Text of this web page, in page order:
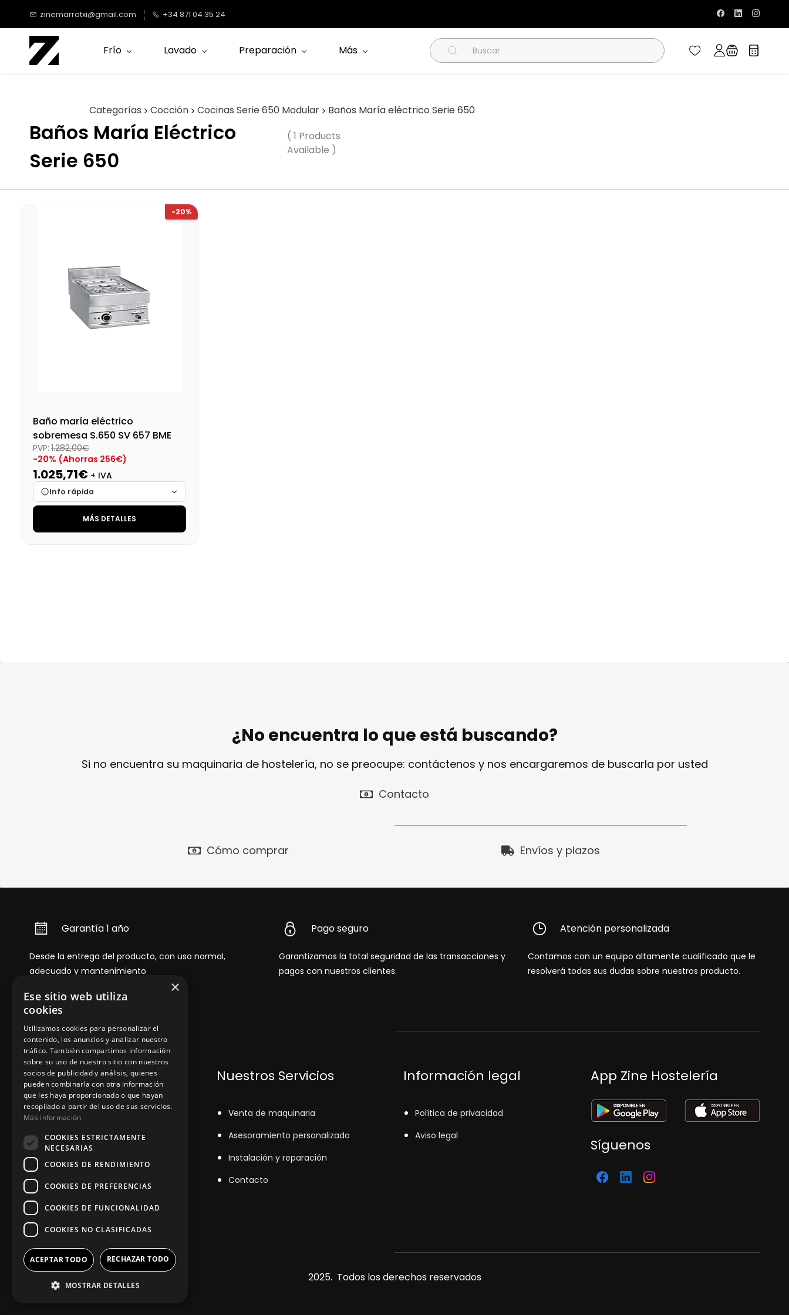
contenido
principal
zinemarratxi@gmail.com +34 871 04 35 24
Frío Lavado Preparación Más
Categorías Cocción Cocinas Serie 650 Modular Baños María eléctrico Serie 650
Baños María Eléctrico
Serie 650
( 1 Products
Available )
-20%
Baño maría eléctrico
sobremesa S.650 SV 657 BME
PVP: 1.282,00€
-20% (Ahorras 256€)
1.025,71€ + IVA
Info rápida
MÁS DETALLES
¿No encuentra lo que está buscando?
Si no encuentra su maquinaria de hostelería, no se preocupe: contáctenos y nos encargaremos de buscarla por usted
Contacto
Cómo comprar Envíos y plazos
Garantía 1 año
Desde la entrega del producto, con uso normal,
adecuado y mantenimiento
Pago seguro
Garantizamos la total seguridad de las transacciones y
pagos con nuestros clientes.
Atención personalizada
Contamos con un equipo altamente cualificado que le
resolverá todas sus dudas sobre nuestros producto.
Dónde encontrarnos
+34871043524
zinemarratxi@gmail.com
Balears
Nuestros Servicios
Venta de maquinaria
Asesoramiento personalizado
Instalación y reparación
Contacto
Información legal
Política de privacidad
Aviso legal
App Zine Hostelería
Síguenos
2025. Todos los derechos reservados
×
Ese sitio web utiliza
cookies
Utilizamos cookies para personalizar el
contenido, los anuncios y analizar nuestro
tráfico. También compartimos información
sobre su uso de nuestro sitio con nuestros
socios de publicidad y análisis, quienes
pueden combinarla con otra información
que les haya proporcionado o que hayan
recopilado a partir del uso de sus servicios.
Más información
COOKIES ESTRICTAMENTE
NECESARIAS
COOKIES DE RENDIMIENTO
COOKIES DE PREFERENCIAS
COOKIES DE FUNCIONALIDAD
COOKIES NO CLASIFICADAS
ACEPTAR TODO RECHAZAR TODO
MOSTRAR DETALLES